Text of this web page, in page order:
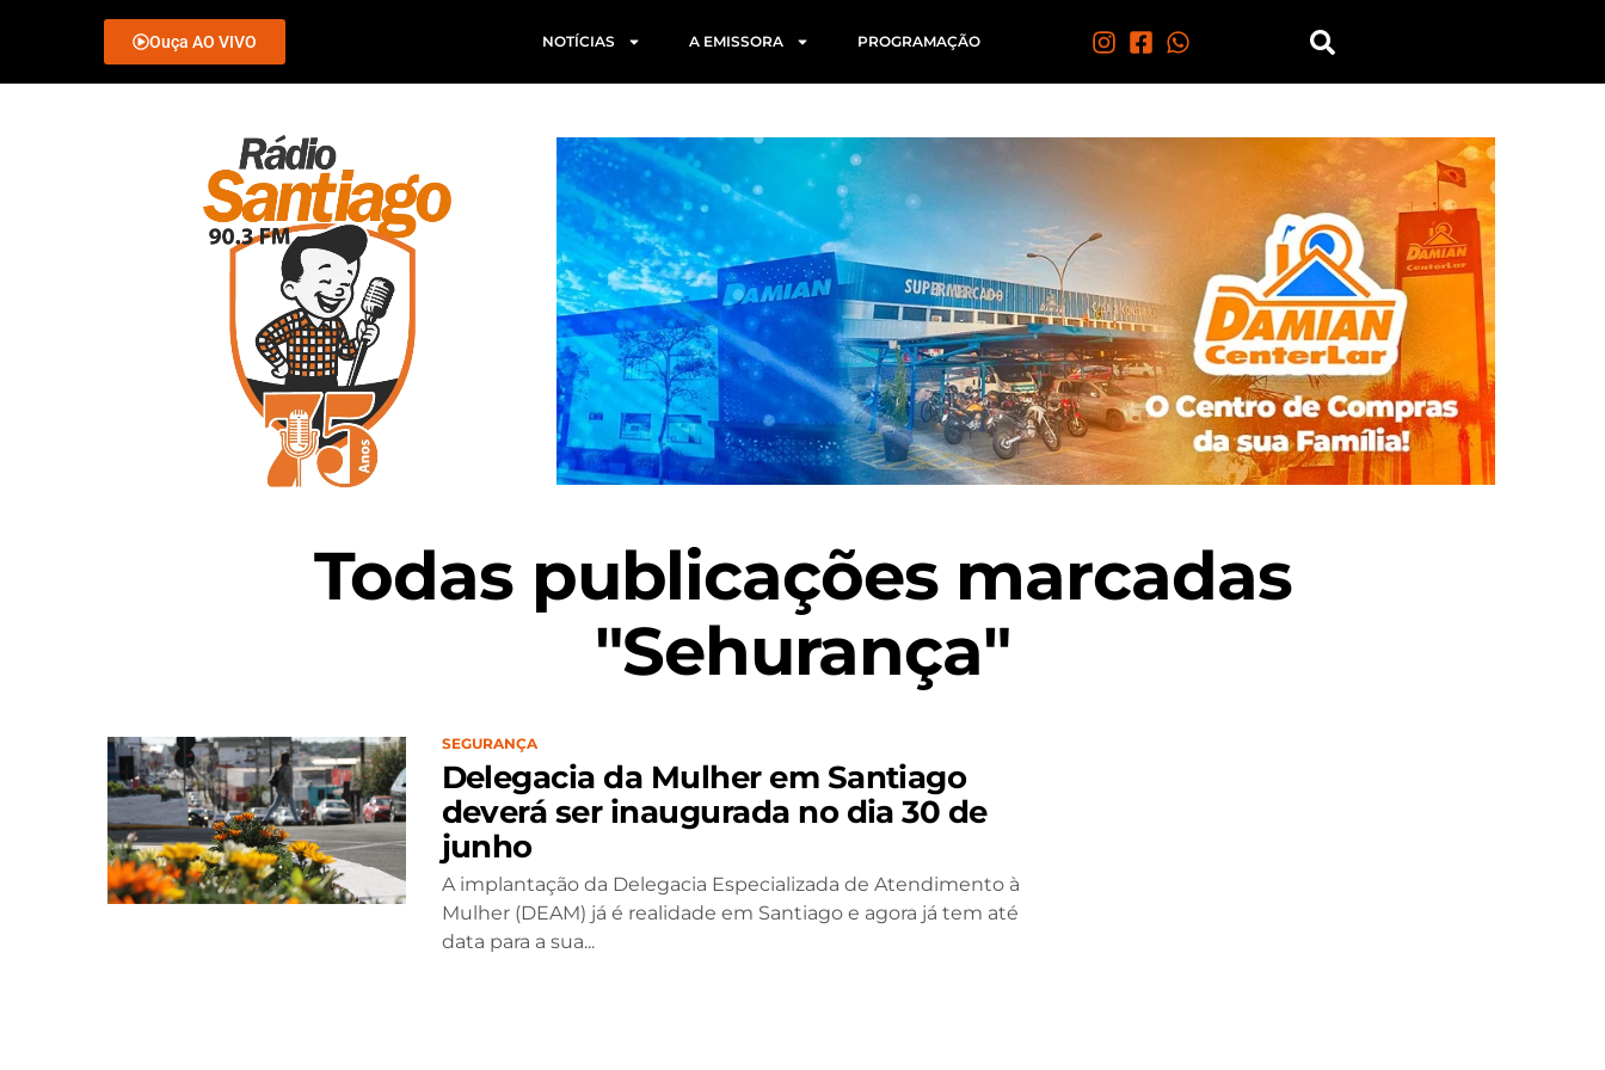
Ouça AO VIVO NOTÍCIAS A EMISSORA PROGRAMAÇÃO
Todas publicações marcadas
"Sehurança"
SEGURANÇA
Delegacia da Mulher em Santiago
deverá ser inaugurada no dia 30 de
junho
A implantação da Delegacia Especializada de Atendimento à
Mulher (DEAM) já é realidade em Santiago e agora já tem até
data para a sua...